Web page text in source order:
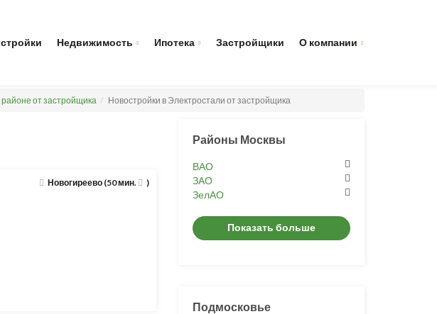
Недвижимость Ипотека Застройщики О компании
от застройщика Новостройки в Электростали от застройщика
Новогиреево (50 мин. )
Районы Москвы
ВАО
ЗАО
ЗелАО
Показать больше
Подмосковье